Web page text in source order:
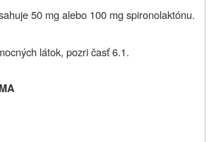
50 mg alebo 100 mg spironolaktónu.
látok, pozri časť 6.1.